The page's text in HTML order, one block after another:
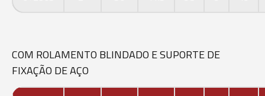
COM ROLAMENTO BLINDADO E SUPORTE DE
FIXAÇÃO DE AÇO